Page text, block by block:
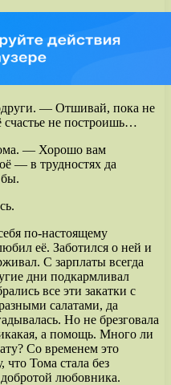
— Отшивай, пока не
счастье не построишь…
— Хорошо вам
— в трудностях да
бы.
по-настоящему
её. Заботился о ней и
С зарплаты всегда
дни подкармливал
все эти закатки с
салатами, да
Но не брезговала
а помощь. Много ли
Со временем это
Тома стала без
добротой любовника.